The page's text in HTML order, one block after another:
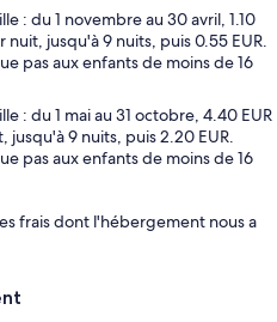
: du 1 novembre au 30 avril, 1.10
nuit, jusqu'à 9 nuits, puis 0.55 EUR.
pas aux enfants de moins de 16
: du 1 mai au 31 octobre, 4.40 EUR
jusqu'à 9 nuits, puis 2.20 EUR.
pas aux enfants de moins de 16
frais dont l'hébergement nous a